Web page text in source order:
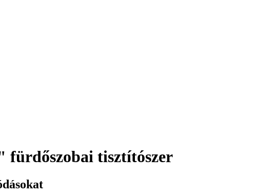
fürdőszobai tisztítószer